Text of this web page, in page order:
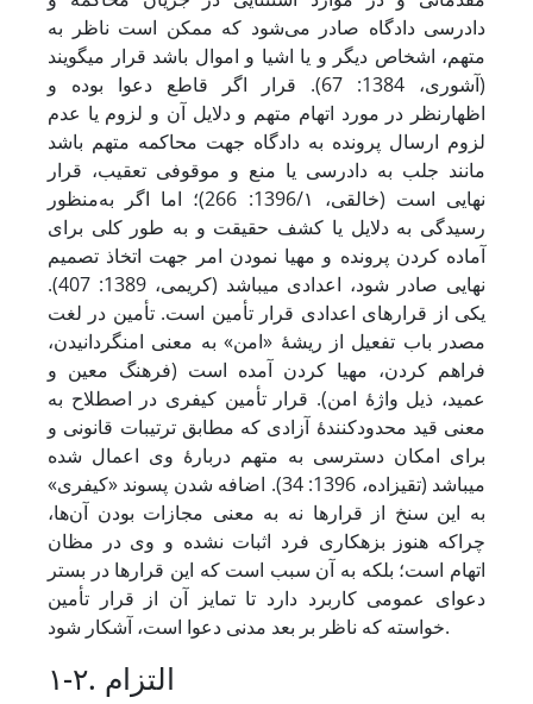
دادرسی دادگاه صادر می‌شود که ممکن است ناظر به
متهم، اشخاص دیگر و یا اشیا و اموال باشد قرار می‏گویند
(آشوری، 1384: 67). قرار اگر قاطع دعوا بوده و
اظهارنظر در مورد اتهام متهم و دلایل آن و لزوم یا عدم
لزوم ارسال پرونده به دادگاه جهت محاکمه متهم باشد
مانند جلب به دادرسی یا منع و موقوفی تعقیب، قرار
نهایی است (خالقی، 1396/۱: 266)؛ اما اگر به‌منظور
رسیدگی به دلایل یا کشف حقیقت و به طور کلی برای
آماده‌ کردن پرونده و مهیا نمودن امر جهت اتخاذ تصمیم
نهایی صادر شود، اعدادی می‏باشد (کریمی، 1389: 407).
یکی از قرارهای اعدادی قرار تأمین است. تأمین در لغت
مصدر باب تفعیل از ریشۀ «امن» به معنی امن‏گردانیدن،
فراهم ‏‏کردن، مهیا کردن آمده است (فرهنگ معین و
عمید، ذیل واژۀ امن). قرار تأمین کیفری در اصطلاح به
معنی قید محدودکنندۀ آزادی که مطابق ترتیبات قانونی و
برای امکان دسترسی به متهم دربارۀ وی اعمال شده
می‏باشد (تقی‏زاده، 1396: 34). اضافه ‌شدن پسوند «کیفری»
به این سنخ از قرارها نه به معنی مجازات بودن آن‌ها،
چراکه هنوز بزهکاری فرد اثبات نشده و وی در مظان
اتهام است؛ بلکه به آن سبب است که این قرارها در بستر
دعوای عمومی کاربرد دارد تا تمایز آن از قرار تأمین
خواسته که ناظر بر بعد مدنی دعوا است، آشکار شود.
۱-۲. التزام